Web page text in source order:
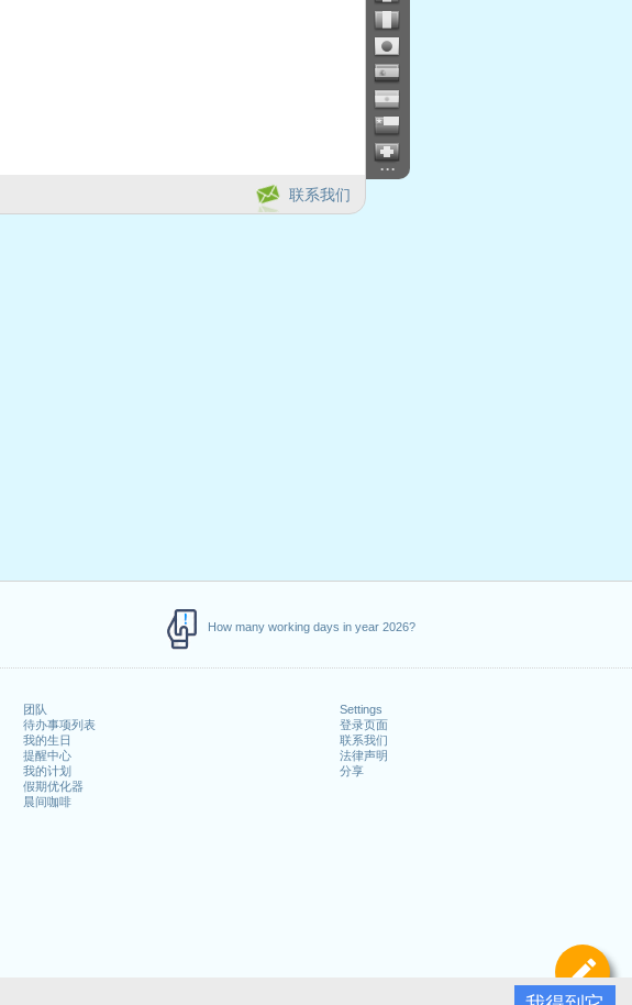
How many working days in year 2026?
团队
待办事项列表
我的生日
提醒中心
我的计划
假期优化器
晨间咖啡
Settings
登录页面
联系我们
法律声明
分享
定
...
联系我们